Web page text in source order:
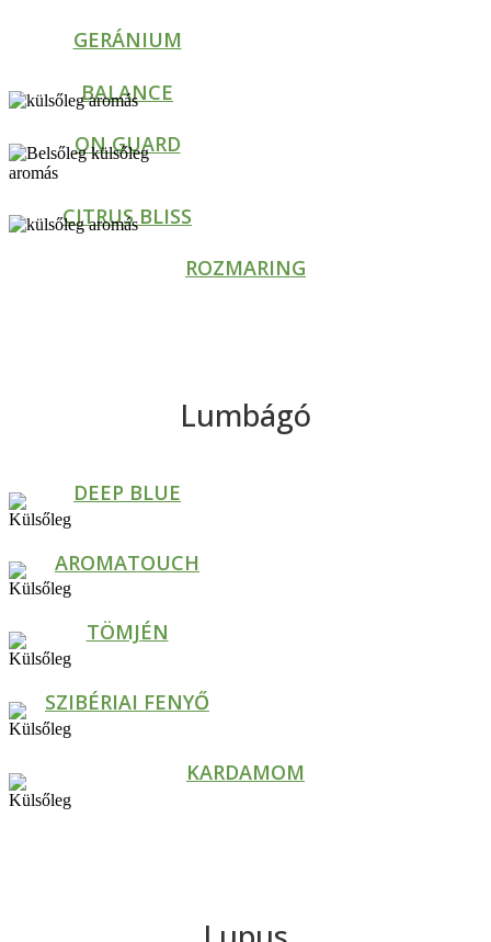
GERÁNIUM
BALANCE
ON GUARD
CITRUS BLISS
ROZMARING
Lumbágó
DEEP BLUE
AROMATOUCH
TÖMJÉN
SZIBÉRIAI FENYŐ
KARDAMOM